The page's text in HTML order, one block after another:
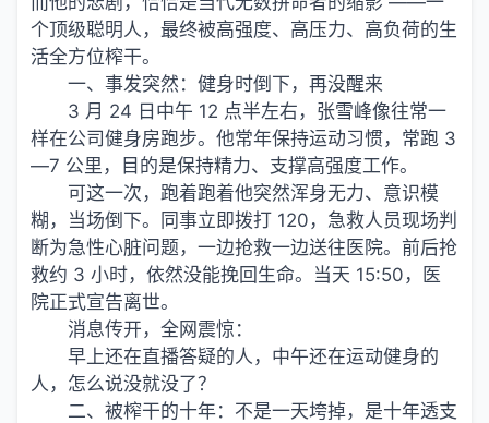
个顶级聪明人，最终被高强度、高压力、高负荷的生
活全方位榨干。
一、事发突然：健身时倒下，再没醒来
3 月 24 日中午 12 点半左右，张雪峰像往常一
样在公司健身房跑步。他常年保持运动习惯，常跑 3
—7 公里，目的是保持精力、支撑高强度工作。
可这一次，跑着跑着他突然浑身无力、意识模
糊，当场倒下。同事立即拨打 120，急救人员现场判
断为急性心脏问题，一边抢救一边送往医院。前后抢
救约 3 小时，依然没能挽回生命。当天 15:50，医
院正式宣告离世。
消息传开，全网震惊：
早上还在直播答疑的人，中午还在运动健身的
人，怎么说没就没了？
二、被榨干的十年：不是一天垮掉，是十年透支